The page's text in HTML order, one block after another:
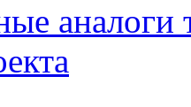
аналоги